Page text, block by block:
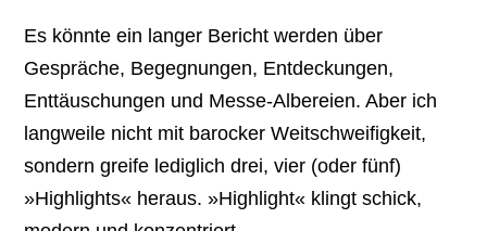
Es könnte ein langer Bericht werden über
Gespräche, Begegnungen, Entdeckungen,
Enttäuschungen und Messe-Albereien. Aber ich
langweile nicht mit barocker Weitschweifigkeit,
sondern greife lediglich drei, vier (oder fünf)
»Highlights« heraus. »Highlight« klingt schick,